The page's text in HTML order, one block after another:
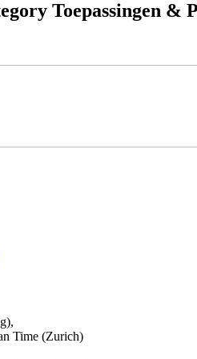
Toepassingen &
Time (Zurich)